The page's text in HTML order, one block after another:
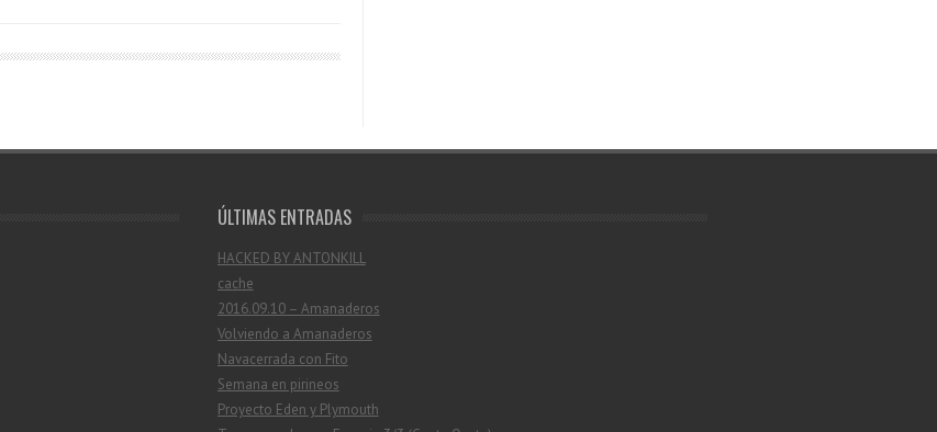
ÚLTIMAS ENTRADAS
HACKED BY ANTONKILL
cache
2016.09.10 – Amanaderos
Volviendo a Amanaderos
Navacerrada con Fito
Semana en pirineos
Proyecto Eden y Plymouth